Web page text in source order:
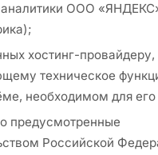
ООО
хостинг-провайдеру,
техническое
необходимом для
предусмотренные
Российской